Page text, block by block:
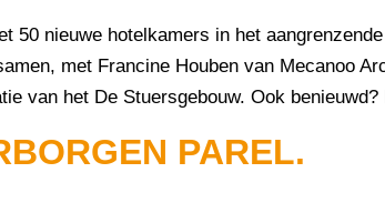
50 nieuwe hotelkamers in het
met Francine Houben van Mecanoo
van het De Stuersgebouw. Ook
PAREL.